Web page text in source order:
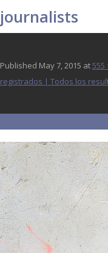
journalists
Published May 7, 2015 at555
registrados | Todos los